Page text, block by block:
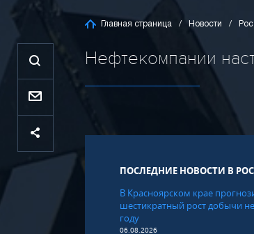
Главная страница Новости
Нефтекомпании
ПОСЛЕДНИЕ НОВОСТИ В
В Красноярском крае
шестикратный рост добычи
году
06.08.2026